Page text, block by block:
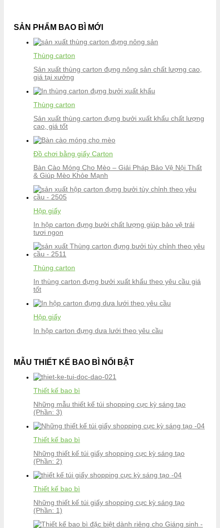
SẢN PHẨM BAO BÌ MỚI
Thùng carton
Sản xuất thùng carton đựng nông sản chất lượng cao,
giá tại xưởng
Thùng carton
Sản xuất thùng carton đựng bưởi xuất khẩu chất lượng
cao, giá tốt
Đồ chơi bằng giấy Carton
Bàn Cào Móng Cho Mèo – Giải Pháp Bảo Vệ Nội Thất
& Giúp Mèo Khỏe Mạnh
Hộp giấy
In hộp carton đựng bưởi chất lượng giúp bảo vệ trái
tươi ngon
Thùng carton
In thùng carton đựng bưởi xuất khẩu theo yêu cầu giá
tốt
Hộp giấy
In hộp carton đựng dưa lưới theo yêu cầu
MẪU THIẾT KẾ BAO BÌ NỔI BẬT
Thiết kế bao bì
Những mẫu thiết kế túi shopping cực kỳ sáng tạo
(Phần: 3)
Thiết kế bao bì
Những thiết kế túi giấy shopping cực kỳ sáng tạo
(Phần: 2)
Thiết kế bao bì
Những thiết kế túi giấy shopping cực kỳ sáng tạo
(Phần: 1)